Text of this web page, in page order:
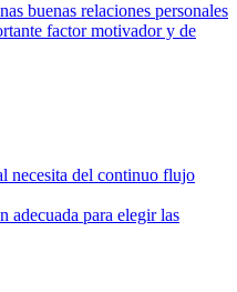
buenas relaciones personales
factor motivador y de
necesita del continuo flujo
adecuada para elegir las